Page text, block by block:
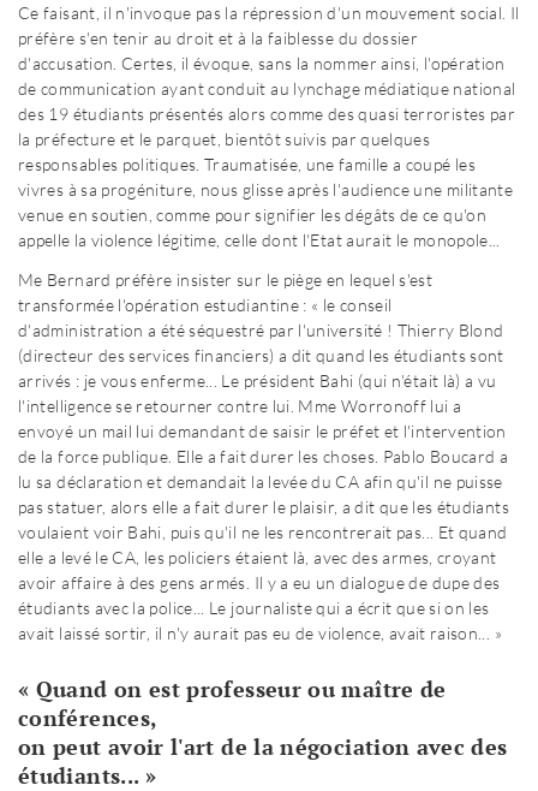
Ce faisant, il n'invoque pas la répression d'un mouvement social. Il
préfère s'en tenir au droit et à la faiblesse du dossier
d'accusation. Certes, il évoque, sans la nommer ainsi, l'opération
de communication ayant conduit au lynchage médiatique national
des 19 étudiants présentés alors comme des quasi terroristes par
la préfecture et le parquet, bientôt suivis par quelques
responsables politiques. Traumatisée, une famille a coupé les
vivres à sa progéniture, nous glisse après l'audience une militante
venue en soutien, comme pour signifier les dégâts de ce qu'on
appelle la violence légitime, celle dont l'Etat aurait le monopole...
Me Bernard préfère insister sur le piège en lequel s'est
transformée l'opération estudiantine : « le conseil
d'administration a été séquestré par l'université ! Thierry Blond
(directeur des services financiers) a dit quand les étudiants sont
arrivés : je vous enferme... Le président Bahi (qui n'était là) a vu
l'intelligence se retourner contre lui. Mme Worronoff lui a
envoyé un mail lui demandant de saisir le préfet et l'intervention
de la force publique. Elle a fait durer les choses. Pablo Boucard a
lu sa déclaration et demandait la levée du CA afin qu'il ne puisse
pas statuer, alors elle a fait durer le plaisir, a dit que les étudiants
voulaient voir Bahi, puis qu'il ne les rencontrerait pas... Et quand
elle a levé le CA, les policiers étaient là, avec des armes, croyant
avoir affaire à des gens armés. Il y a eu un dialogue de dupe des
étudiants avec la police... Le journaliste qui a écrit que si on les
avait laissé sortir, il n'y aurait pas eu de violence, avait raison... »
« Quand on est professeur ou maître de
conférences,
on peut avoir l'art de la négociation avec des
étudiants... »